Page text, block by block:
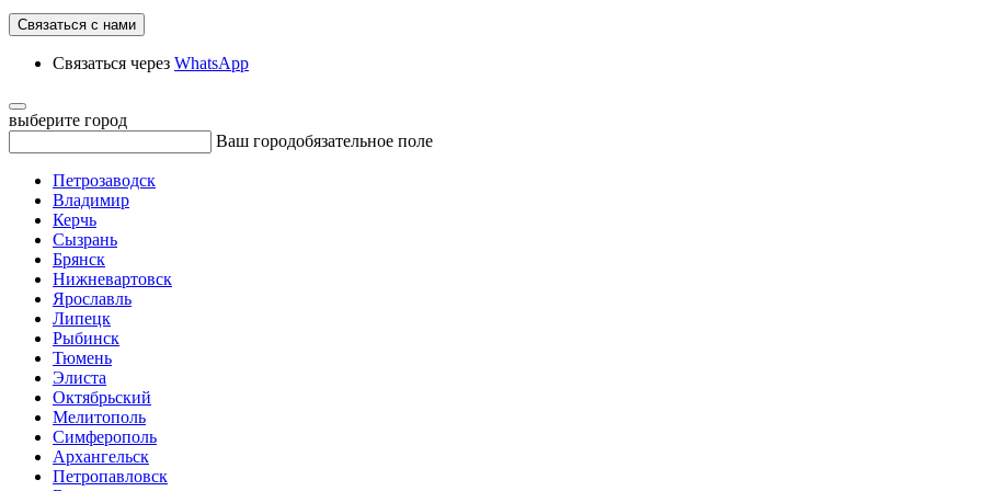
Связаться с нами
Связаться через WhatsApp
выберите город
Ваш городобязательное поле
Петрозаводск
Владимир
Керчь
Сызрань
Брянск
Нижневартовск
Ярославль
Липецк
Рыбинск
Тюмень
Элиста
Октябрьский
Мелитополь
Симферополь
Архангельск
Петропавловск